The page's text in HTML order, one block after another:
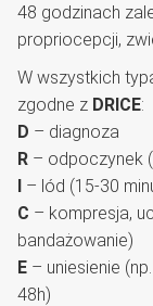
48 godzinach
propriocepcji,
W wszystkich
zgodne z DRICE:
D – diagnoza
R – odpoczynek
I – lód (15-30
C – kompresja,
bandażowanie)
E – uniesienie
48h)